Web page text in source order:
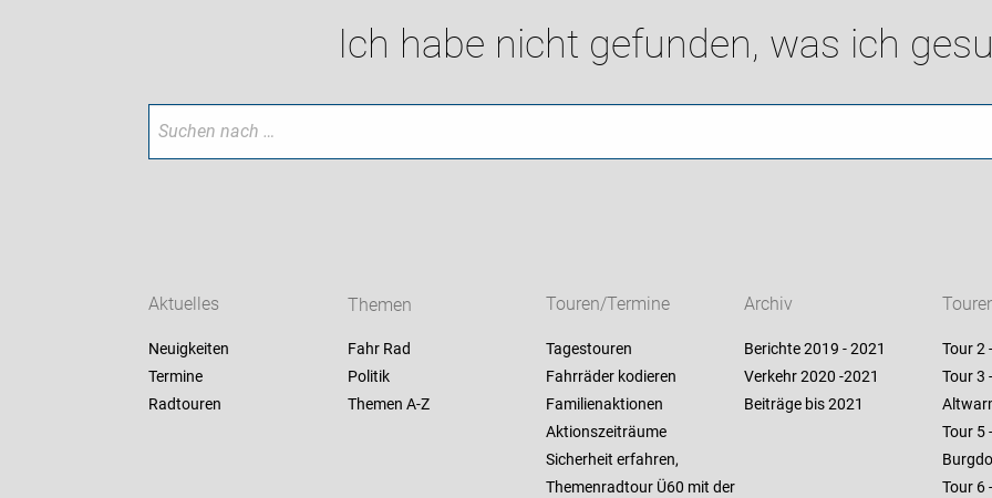
Ich habe nicht gefunden, was ich
Aktuelles
Neuigkeiten
Termine
Radtouren
Themen
Fahr Rad
Politik
Themen A-Z
Touren/Termine
Tagestouren
Fahrräder kodieren
Familienaktionen
Aktionszeiträume
Sicherheit erfahren,
Themenradtour Ü60 mit der
Archiv
Berichte 2019 - 2021
Verkehr 2020 -2021
Beiträge bis 2021
Tour 2
Tour 3
Tour 5
Tour 6